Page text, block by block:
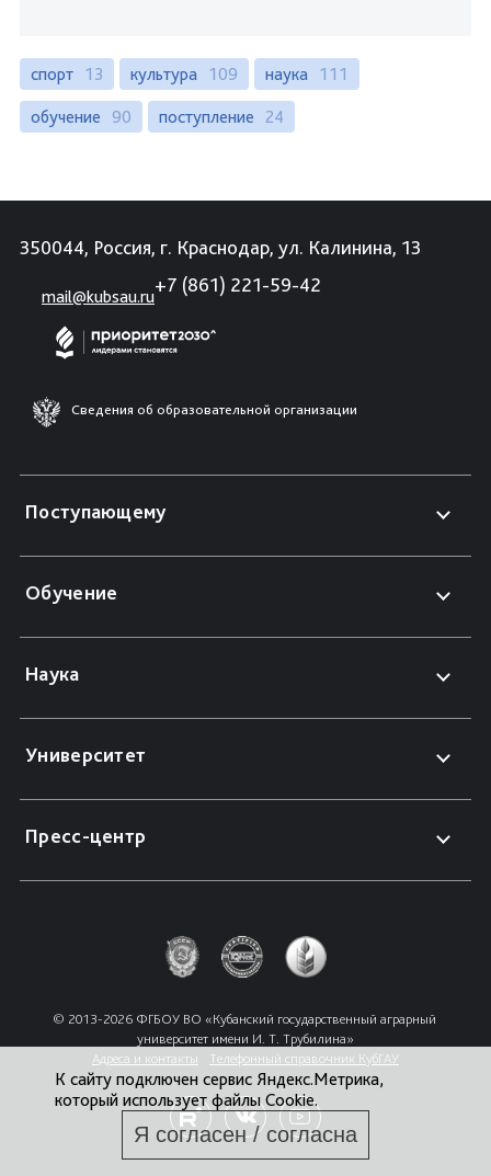
спорт 13 культура 109 наука 111
обучение 90 поступление 24
350044, Россия, г. Краснодар, ул. Калинина, 13
mail@kubsau.ru
+7 (861) 221-59-42
Сведения об образовательной организации
Поступающему
Обучение
Наука
Университет
Пресс-центр
© 2013-2026 ФГБОУ ВО «Кубанский государственный аграрный
университет имени И. Т. Трубилина»
Адреса и контакты
Телефонный справочник КубГАУ
К сайту подключен сервис Яндекс.Метрика,
который использует файлы Cookie.
Я согласен / согласна